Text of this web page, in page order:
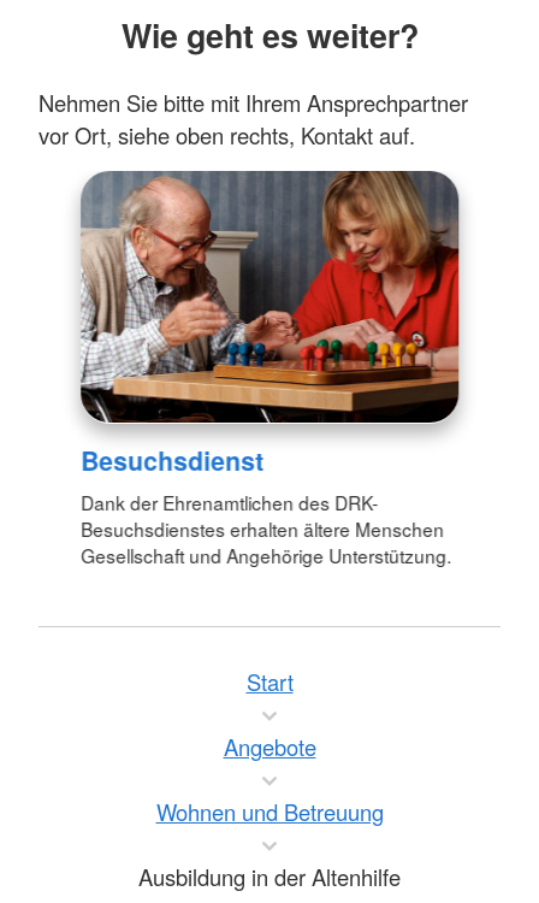
Wie geht es weiter?
Nehmen Sie bitte mit Ihrem Ansprechpartner
vor Ort, siehe oben rechts, Kontakt auf.
Besuchsdienst
Dank der Ehrenamtlichen des DRK-
Besuchsdienstes erhalten ältere Menschen
Gesellschaft und Angehörige Unterstützung.
Start
Angebote
Wohnen und Betreuung
Ausbildung in der Altenhilfe